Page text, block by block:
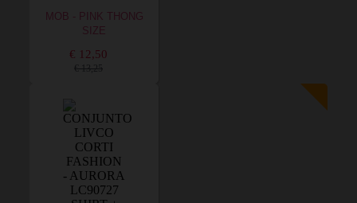
MOB - PINK THONG
SIZE
€ 12,50
€ 13,25